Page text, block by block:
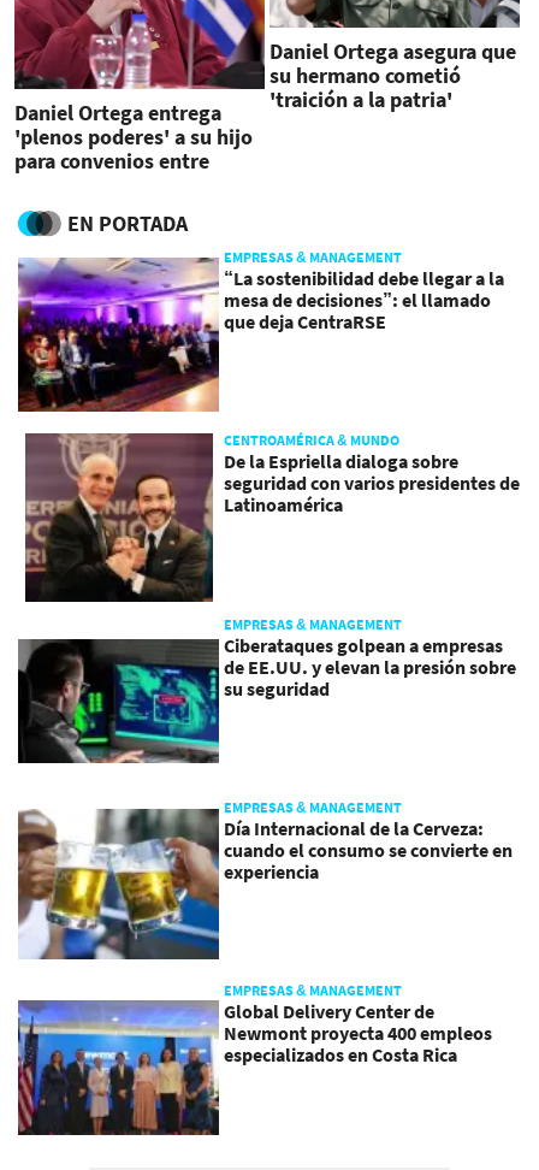
Daniel Ortega entrega
'plenos poderes' a su hijo
para convenios entre
Daniel Ortega asegura que
su hermano cometió
'traición a la patria'
EN PORTADA
EMPRESAS & MANAGEMENT
“La sostenibilidad debe llegar a la
mesa de decisiones”: el llamado
que deja CentraRSE
CENTROAMÉRICA & MUNDO
De la Espriella dialoga sobre
seguridad con varios presidentes de
Latinoamérica
EMPRESAS & MANAGEMENT
Ciberataques golpean a empresas
de EE.UU. y elevan la presión sobre
su seguridad
EMPRESAS & MANAGEMENT
Día Internacional de la Cerveza:
cuando el consumo se convierte en
experiencia
EMPRESAS & MANAGEMENT
Global Delivery Center de
Newmont proyecta 400 empleos
especializados en Costa Rica